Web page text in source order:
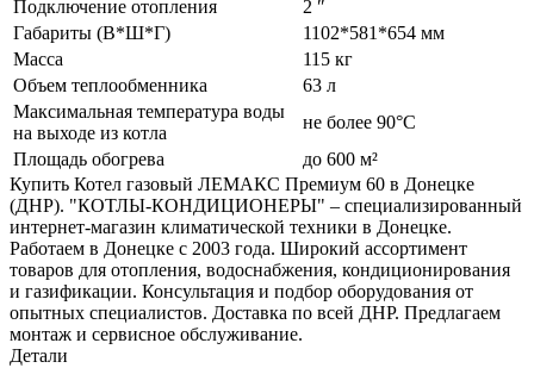
Подключение отопления
2 ʺ
Габариты (В*Ш*Г)
1102*581*654 мм
Масса
115 кг
Объем теплообменника
63 л
Максимальная температура воды
на выходе из котла
не более 90°С
Площадь обогрева
до 600 м²
Купить Котел газовый ЛЕМАКС Премиум 60 в Донецке
(ДНР). "КОТЛЫ-КОНДИЦИОНЕРЫ" – специализированный
интернет-магазин климатической техники в Донецке.
Работаем в Донецке с 2003 года. Широкий ассортимент
товаров для отопления, водоснабжения, кондиционирования
и газификации. Консультация и подбор оборудования от
опытных специалистов. Доставка по всей ДНР. Предлагаем
монтаж и сервисное обслуживание.
Детали